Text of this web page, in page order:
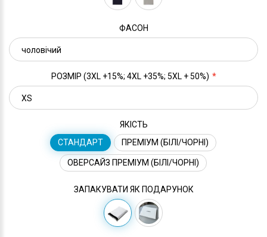
ФАСОН
РОЗМІР (3XL +15%; 4XL +35%; 5XL + 50%)
ЯКІСТЬ
СТАНДАРТ
ПРЕМІУМ (БІЛІ/ЧОРНІ)
ОВЕРСАЙЗ ПРЕМІУМ (БІЛІ/ЧОРНІ)
ЗАПАКУВАТИ ЯК ПОДАРУНОК